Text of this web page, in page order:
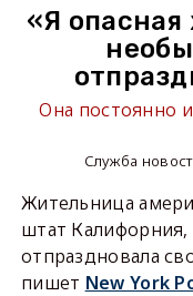
«Я
Она постоянно
Служба
Жительница
штат
отпраздновала
пишет New York